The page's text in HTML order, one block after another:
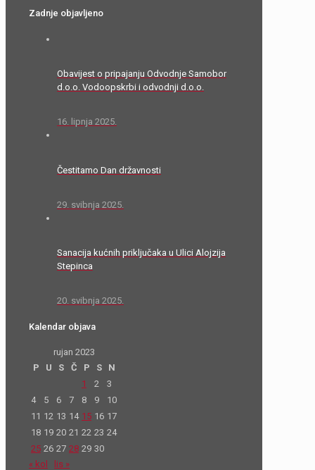
Zadnje objavljeno
Obavijest o pripajanju Odvodnje Samobor
d.o.o. Vodoopskrbi i odvodnji d.o.o.
16. lipnja 2025.
Čestitamo Dan državnosti
29. svibnja 2025.
Sanacija kućnih priključaka u Ulici Alojzija
Stepinca
20. svibnja 2025.
Kalendar objava
rujan 2023
P
U S Č P S
N
1
2
3
4
5 6 7 8 9
10
11 12 13 14 15 16 17
18 19 20 21 22 23 24
25 26 27 28 29 30
« kol
lis »